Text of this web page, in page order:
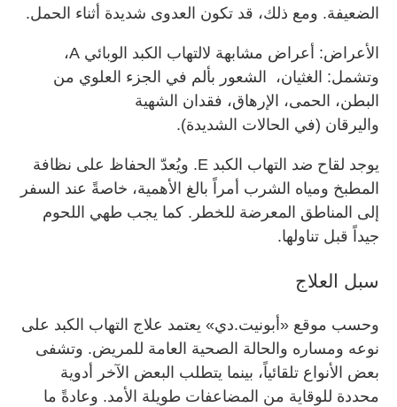
الضعيفة. ومع ذلك، قد تكون العدوى شديدة أثناء الحمل.
الأعراض: أعراض مشابهة لالتهاب الكبد الوبائي A،
وتشمل: الغثيان، الشعور بألم في الجزء العلوي من
البطن، الحمى، الإرهاق، فقدان الشهية
واليرقان (في الحالات الشديدة).
يوجد لقاح ضد التهاب الكبد E. ويُعدّ الحفاظ على نظافة
المطبخ ومياه الشرب أمراً بالغ الأهمية، خاصةً عند السفر
إلى المناطق المعرضة للخطر. كما يجب طهي اللحوم
جيداً قبل تناولها.
سبل العلاج
وحسب موقع «أبونيت.دي» يعتمد علاج التهاب الكبد على
نوعه ومساره والحالة الصحية العامة للمريض. وتشفى
بعض الأنواع تلقائياً، بينما يتطلب البعض الآخر أدوية
محددة للوقاية من المضاعفات طويلة الأمد. وعادةً ما